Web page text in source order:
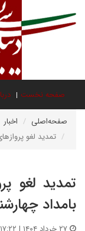
صفحه نخست
صفحه‌اصلی اخبار
تمدید لغو پروازهای
بامداد